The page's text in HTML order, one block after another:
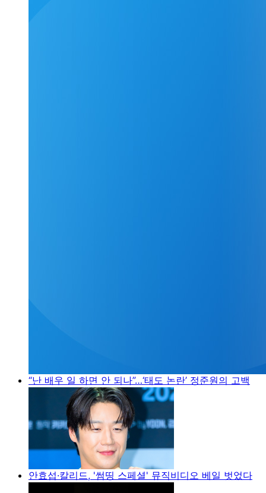
“난 배우 일 하면 안 되나”…‘태도 논란’ 정준원의 고백
안효섭·칼리드, '썸띵 스페셜' 뮤직비디오 베일 벗었다